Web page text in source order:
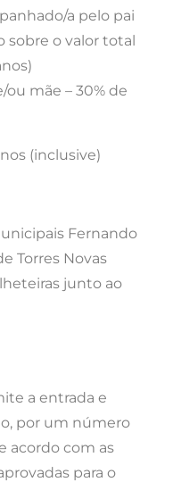
a pelo pai
sobre o valor total
mãe – 30% de
(inclusive)
Fernando
Torres Novas
junto ao
a entrada e
por um número
acordo com as
para o